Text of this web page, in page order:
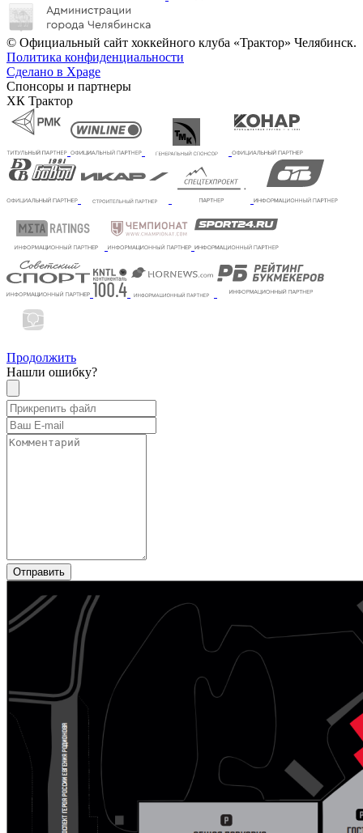
© Официальный сайт хоккейного клуба «Трактор» Челябинск.
Политика конфиденциальности
Сделано в Xpage
Спонсоры и партнеры
ХК Трактор
Продолжить
Нашли ошибку?